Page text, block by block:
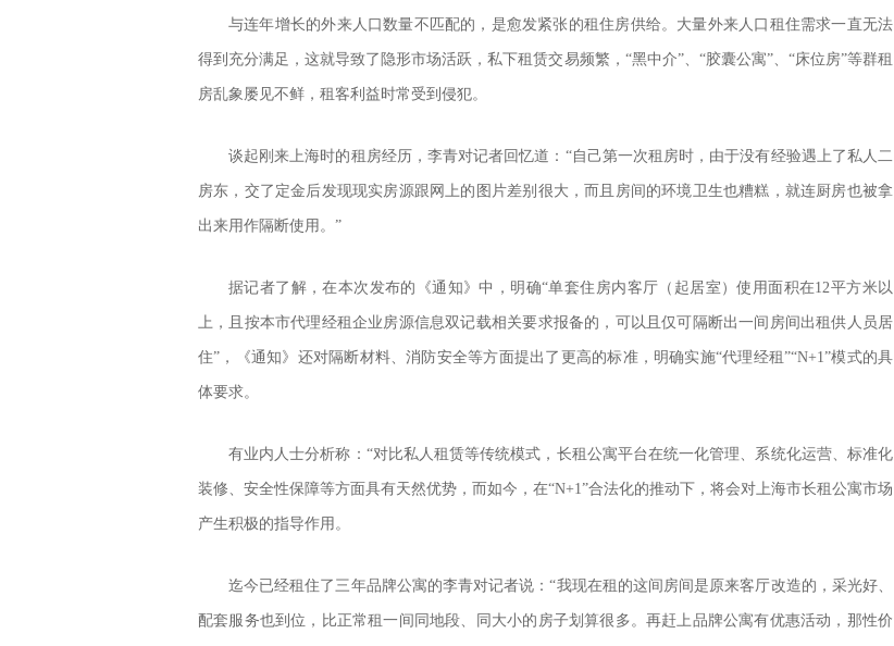
与连年增长的外来人口数量不匹配的，是愈发紧张的租住房供给。大量外来人口租住需求一直无法
得到充分满足，这就导致了隐形市场活跃，私下租赁交易频繁，“黑中介”、“胶囊公寓”、“床位房”等群租
房乱象屡见不鲜，租客利益时常受到侵犯。
谈起刚来上海时的租房经历，李青对记者回忆道：“自己第一次租房时，由于没有经验遇上了私人二
房东，交了定金后发现现实房源跟网上的图片差别很大，而且房间的环境卫生也糟糕，就连厨房也被拿
出来用作隔断使用。”
据记者了解，在本次发布的《通知》中，明确“单套住房内客厅（起居室）使用面积在12平方米以
上，且按本市代理经租企业房源信息双记载相关要求报备的，可以且仅可隔断出一间房间出租供人员居
住”，《通知》还对隔断材料、消防安全等方面提出了更高的标准，明确实施“代理经租”“N+1”模式的具
体要求。
有业内人士分析称：“对比私人租赁等传统模式，长租公寓平台在统一化管理、系统化运营、标准化
装修、安全性保障等方面具有天然优势，而如今，在“N+1”合法化的推动下，将会对上海市长租公寓市场
产生积极的指导作用。
迄今已经租住了三年品牌公寓的李青对记者说：“我现在租的这间房间是原来客厅改造的，采光好、
配套服务也到位，比正常租一间同地段、同大小的房子划算很多。再赶上品牌公寓有优惠活动，那性价